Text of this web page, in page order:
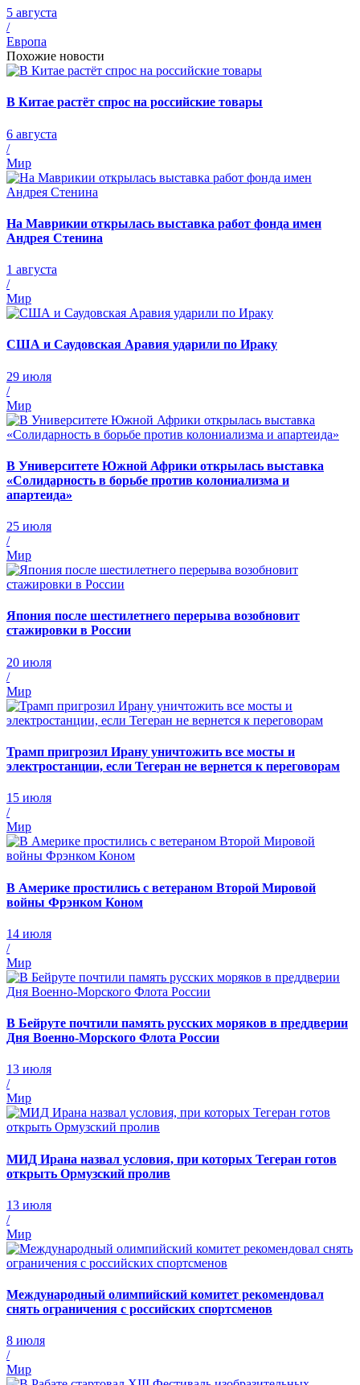
5 августа
/
Европа
Похожие новости
В Китае растёт спрос на российские товары
6 августа
/
Мир
На Маврикии открылась выставка работ фонда имен
Андрея Стенина
1 августа
/
Мир
США и Саудовская Аравия ударили по Ираку
29 июля
/
Мир
В Университете Южной Африки открылась выставка
«Солидарность в борьбе против колониализма и
апартеида»
25 июля
/
Мир
Япония после шестилетнего перерыва возобновит
стажировки в России
20 июля
/
Мир
Трамп пригрозил Ирану уничтожить все мосты и
электростанции, если Тегеран не вернется к переговорам
15 июля
/
Мир
В Америке простились с ветераном Второй Мировой
войны Фрэнком Коном
14 июля
/
Мир
В Бейруте почтили память русских моряков в преддверии
Дня Военно-Морского Флота России
13 июля
/
Мир
МИД Ирана назвал условия, при которых Тегеран готов
открыть Ормузский пролив
13 июля
/
Мир
Международный олимпийский комитет рекомендовал
снять ограничения с российских спортсменов
8 июля
/
Мир